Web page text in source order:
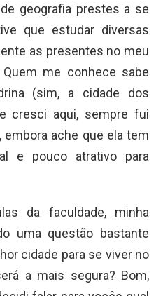
geografia prestes a se
que estudar diversas
as presentes no meu
me conhece sabe
(sim, a cidade dos
cresci aqui, sempre fui
embora ache que ela tem
e pouco atrativo para
da faculdade, minha
uma questão bastante
cidade para se viver no
a mais segura? Bom,